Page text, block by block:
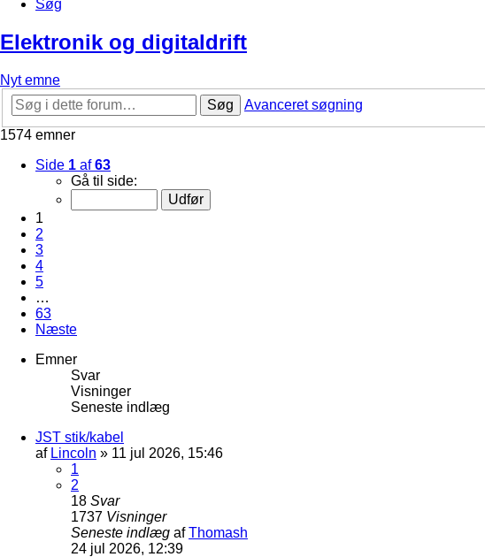
Søg
Elektronik og digitaldrift
Nyt emne
Søg
Avanceret søgning
1574 emner
Side 1 af63
Gå til side:
1
2
3
4
5
…
63
Næste
Emner
Svar
Visninger
Seneste indlæg
JST stik/kabel
af Lincoln » 11 jul 2026, 15:46
1
2
18 Svar
1737 Visninger
Seneste indlæg afThomash
24 jul 2026, 12:39